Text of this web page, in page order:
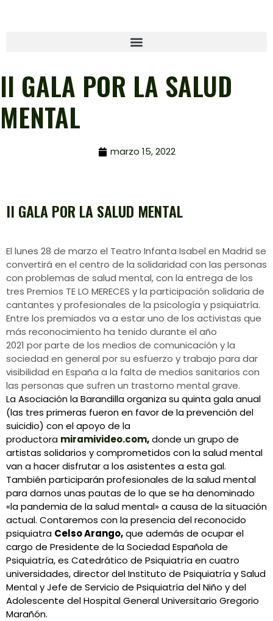
II GALA POR LA SALUD
MENTAL
marzo 15, 2022
II GALA POR LA SALUD MENTAL
El lunes 28 de marzo el Teatro Infanta Isabel en Madrid se
convertirá en el centro de la solidaridad con las personas
con problemas de salud mental, con la entrega de los
tres Premios TE LO MERECES y la participación solidaria de
cantantes y profesionales de la psicología y psiquiatría.
Entre los premiados va a estar uno de los activistas que
más reconocimiento ha tenido durante el año
2021 por parte de los medios de comunicación y la
sociedad en general por su esfuerzo y trabajo para dar
visibilidad en España a la falta de medios sanitarios con
las personas que sufren un trastorno mental grave.
La Asociación la Barandilla organiza su quinta gala anual
(las tres primeras fueron en favor de la prevención del
suicidio) con el apoyo de la
productora miramivideo.com,donde un grupo de
artistas solidarios y comprometidos con la salud mental
van a hacer disfrutar a los asistentes a esta gal.
También participarán profesionales de la salud mental
para darnos unas pautas de lo que se ha denominado
«la pandemia de la salud mental» a causa de la situación
actual. Contaremos con la presencia del reconocido
psiquiatra Celso Arango,que además de ocupar el
cargo de Presidente de la Sociedad Española de
Psiquiatría, es Catedrático de Psiquiatría en cuatro
universidades, director del Instituto de Psiquiatría y Salud
Mental y Jefe de Servicio de Psiquiatría del Niño y del
Adolescente del Hospital General Universitario Gregorio
Marañón.